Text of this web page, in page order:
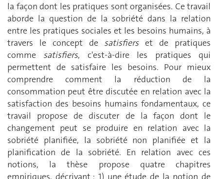
la façon dont les pratiques sont organisées. Ce travail
aborde la question de la sobriété dans la relation
entre les pratiques sociales et les besoins humains, à
travers le concept de satisfierset de pratiques
comme satisfiers, c'est-à-dire les pratiques qui
permettent de satisfaire les besoins. Pour mieux
comprendre comment la réduction de la
consommation peut être discutée en relation avec la
satisfaction des besoins humains fondamentaux, ce
travail propose de discuter de la façon dont le
changement peut se produire en relation avec la
sobriété planifiée, la sobriété non planifiée et la
planification de la sobriété. En relation avec ces
notions, la thèse propose quatre chapitres